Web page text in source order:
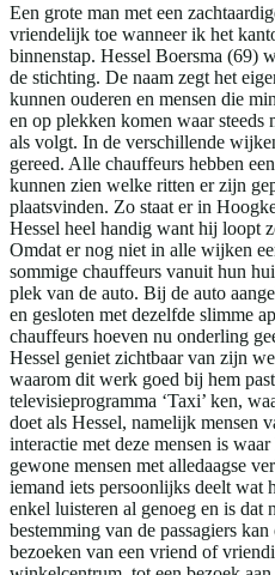
Een grote man met een
vriendelijk toe wanneer ik het
binnenstap. Hessel Boersma (69)
de stichting. De naam zegt het
kunnen ouderen en mensen die
en op plekken komen waar
als volgt. In de verschillende
gereed. Alle chauffeurs hebben
kunnen zien welke ritten er zijn
plaatsvinden. Zo staat er in
Hessel heel handig want hij loopt
Omdat er nog niet in alle wijken
sommige chauffeurs vanuit hun
plek van de auto. Bij de auto
en gesloten met dezelfde slimme
chauffeurs hoeven nu onderling
Hessel geniet zichtbaar van zijn
waarom dit werk goed bij hem
televisieprogramma ‘Taxi’ ken,
doet als Hessel, namelijk mensen
interactie met deze mensen is
gewone mensen met alledaagse
iemand iets persoonlijks deelt wat
enkel luisteren al genoeg en is dat
bestemming van de passagiers
bezoeken van een vriend of